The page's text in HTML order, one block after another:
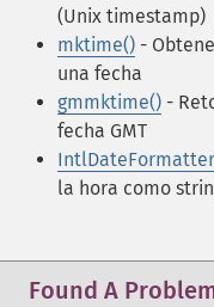
(Unix timestamp)
mktime() -
una fecha
gmmktime() -
fecha GMT
la hora como
Found A